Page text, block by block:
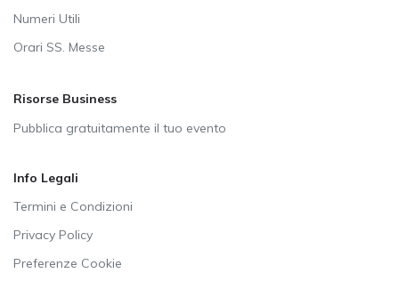
Numeri Utili
Orari SS. Messe
Risorse Business
Pubblica gratuitamente il tuo evento
Info Legali
Termini e Condizioni
Privacy Policy
Preferenze Cookie